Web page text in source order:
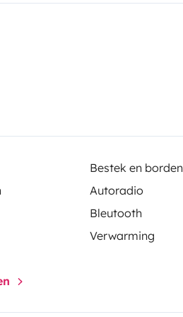
Bestek en borden
Autoradio
Bleutooth
Verwarming